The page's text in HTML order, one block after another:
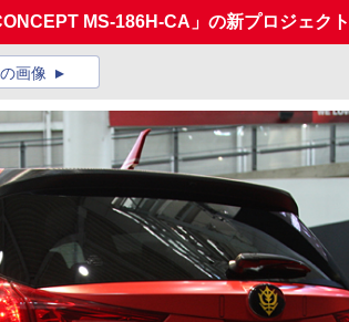
MS-186H-CA」の新プロジェクト
画像